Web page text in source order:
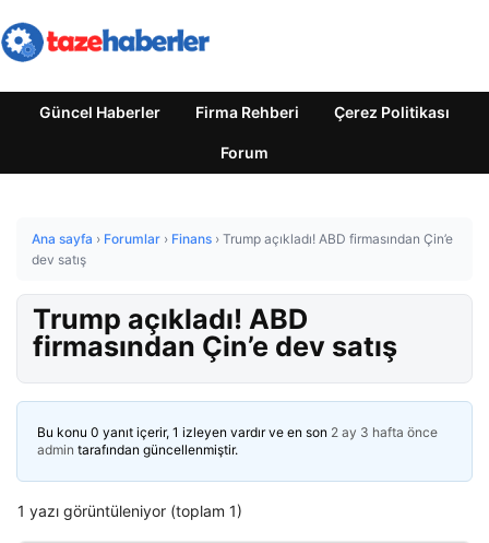
Güncel Haberler Firma Rehberi Çerez Politikası
Forum
Ana sayfa › Forumlar › Finans › Trump açıkladı! ABD firmasından Çin’e
dev satış
Trump açıkladı! ABD
firmasından Çin’e dev satış
Bu konu 0 yanıt içerir, 1 izleyen vardır ve en son 2 ay 3 hafta önce
admin tarafından güncellenmiştir.
1 yazı görüntüleniyor (toplam 1)